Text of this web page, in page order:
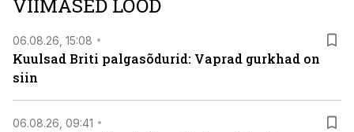
viasathistory.eu/ee
VIIMASED LOOD
06.08.26, 15:08
Kuulsad Briti palgasõdurid: Vaprad gurkhad on
siin
06.08.26, 09:41